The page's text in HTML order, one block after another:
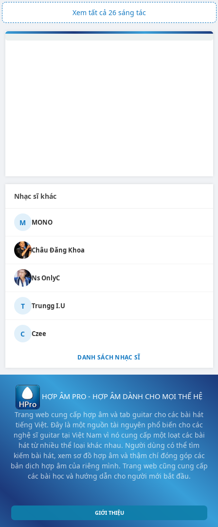
Xem tất cả 26 sáng tác
Nhạc sĩ khác
M MONO
Châu Đăng Khoa
Ns OnlyC
T Trungg I.U
C Czee
DANH SÁCH NHẠC SĨ
HỢP ÂM PRO - HỢP ÂM DÀNH CHO MỌI THẾ HỆ
Trang web cung cấp hợp âm và tab guitar cho các bài hát
tiếng Việt. Đây là một nguồn tài nguyên phổ biến cho các
nghệ sĩ guitar tại Việt Nam vì nó cung cấp một loạt các bài
hát từ nhiều thể loại khác nhau. Người dùng có thể tìm
kiếm bài hát, xem sơ đồ hợp âm và thậm chí đóng góp các
bản dịch hợp âm của riêng mình. Trang web cũng cung cấp
các bài học và hướng dẫn cho người mới bắt đầu.
GIỚI THIỆU